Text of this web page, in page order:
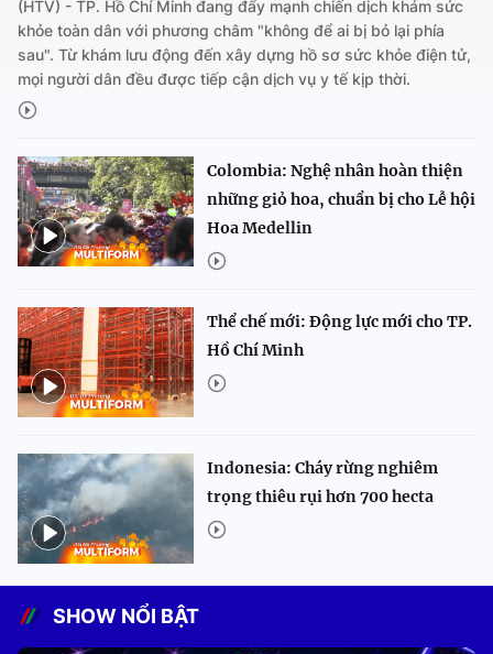
(HTV) - TP. Hồ Chí Minh đang đẩy mạnh chiến dịch khám sức
khỏe toàn dân với phương châm "không để ai bị bỏ lại phía
sau". Từ khám lưu động đến xây dựng hồ sơ sức khỏe điện tử,
mọi người dân đều được tiếp cận dịch vụ y tế kịp thời.
Colombia: Nghệ nhân hoàn thiện
những giỏ hoa, chuẩn bị cho Lễ hội
Hoa Medellin
Thể chế mới: Động lực mới cho TP.
Hồ Chí Minh
Indonesia: Cháy rừng nghiêm
trọng thiêu rụi hơn 700 hecta
SHOW NỔI BẬT